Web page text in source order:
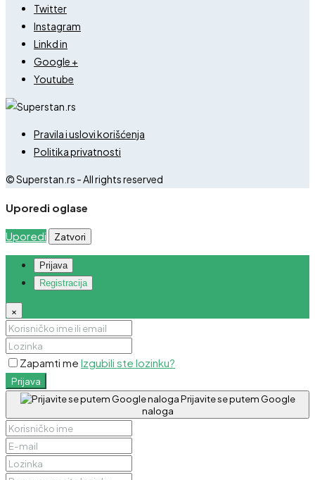
Twitter
Instagram
Linkd in
Google +
Youtube
Pravila i uslovi korišćenja
Politika privatnosti
© Superstan.rs - All rights reserved
Uporedi oglase
Uporedi Zatvori
Prijava
Registracija
×
Zapamti me Izgubili ste lozinku?
Prijava
Prijavite se putem Google
naloga